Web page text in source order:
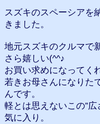
スズキのスペーシアを
きました。
地元スズキのクルマで
さら嬉しい(^^♪
お買い求めになってく
若きお母さんになりた
んです。
軽とは思えないこの”広
気に入り。